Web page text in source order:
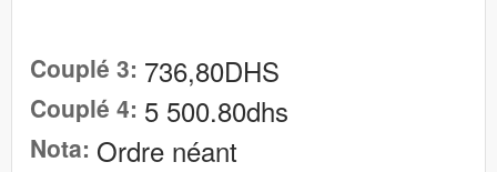
Couplé 3: 736,80DHS
Couplé 4: 5 500.80dhs
Nota: Ordre néant